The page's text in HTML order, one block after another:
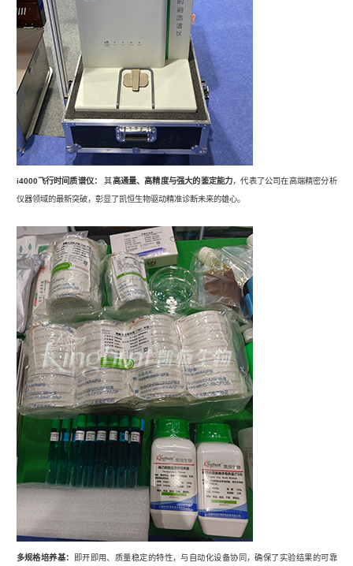
i4000飞行时间质谱仪： 其高通量、高精度与强大的鉴定能力，代表了公司在高端精密分析
仪器领域的最新突破，彰显了凯恒生物驱动精准诊断未来的雄心。
多规格培养基：
即开即用、质量稳定的特性，与自动化设备协同，确保了实验结果的可靠